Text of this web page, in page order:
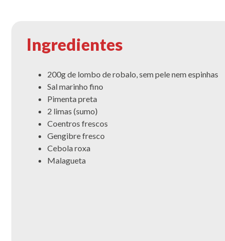
Ingredientes
200g de lombo de robalo, sem pele nem espinhas
Sal marinho fino
Pimenta preta
2 limas (sumo)
Coentros frescos
Gengibre fresco
Cebola roxa
Malagueta